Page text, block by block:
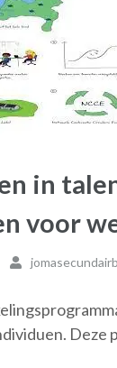
in
voor
Deze